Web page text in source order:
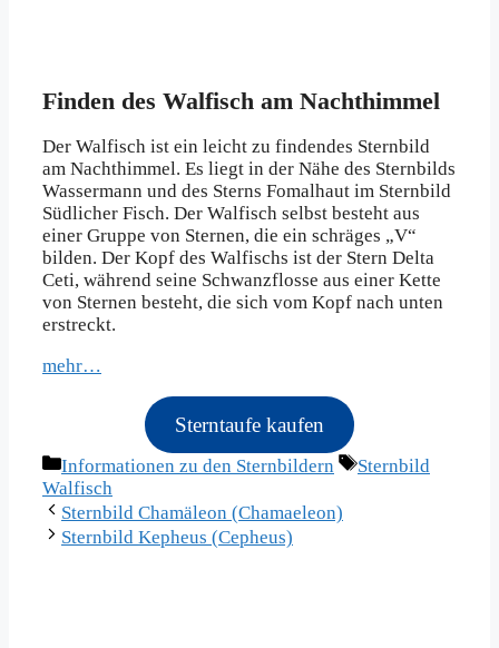
Finden des Walfisch am Nachthimmel
Der Walfisch ist ein leicht zu findendes Sternbild
am Nachthimmel. Es liegt in der Nähe des Sternbilds
Wassermann und des Sterns Fomalhaut im Sternbild
Südlicher Fisch. Der Walfisch selbst besteht aus
einer Gruppe von Sternen, die ein schräges „V“
bilden. Der Kopf des Walfischs ist der Stern Delta
Ceti, während seine Schwanzflosse aus einer Kette
von Sternen besteht, die sich vom Kopf nach unten
erstreckt.
mehr…
Sterntaufe kaufen
Kategorien
Informationen zu den Sternbildern Schlagwörter
Sternbild
Walfisch
Sternbild Chamäleon (Chamaeleon)
Sternbild Kepheus (Cepheus)